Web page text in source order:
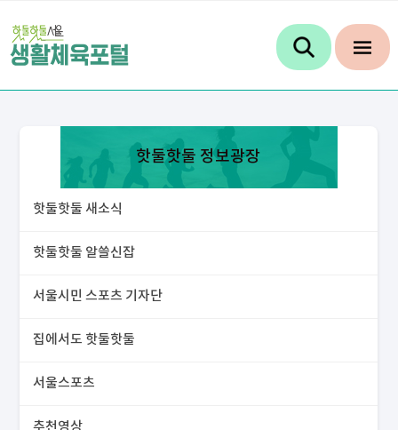
핫둘핫둘 정보광장
핫둘핫둘 새소식
핫둘핫둘 알쓸신잡
서울시민 스포츠 기자단
집에서도 핫둘핫둘
서울스포츠
추천영상